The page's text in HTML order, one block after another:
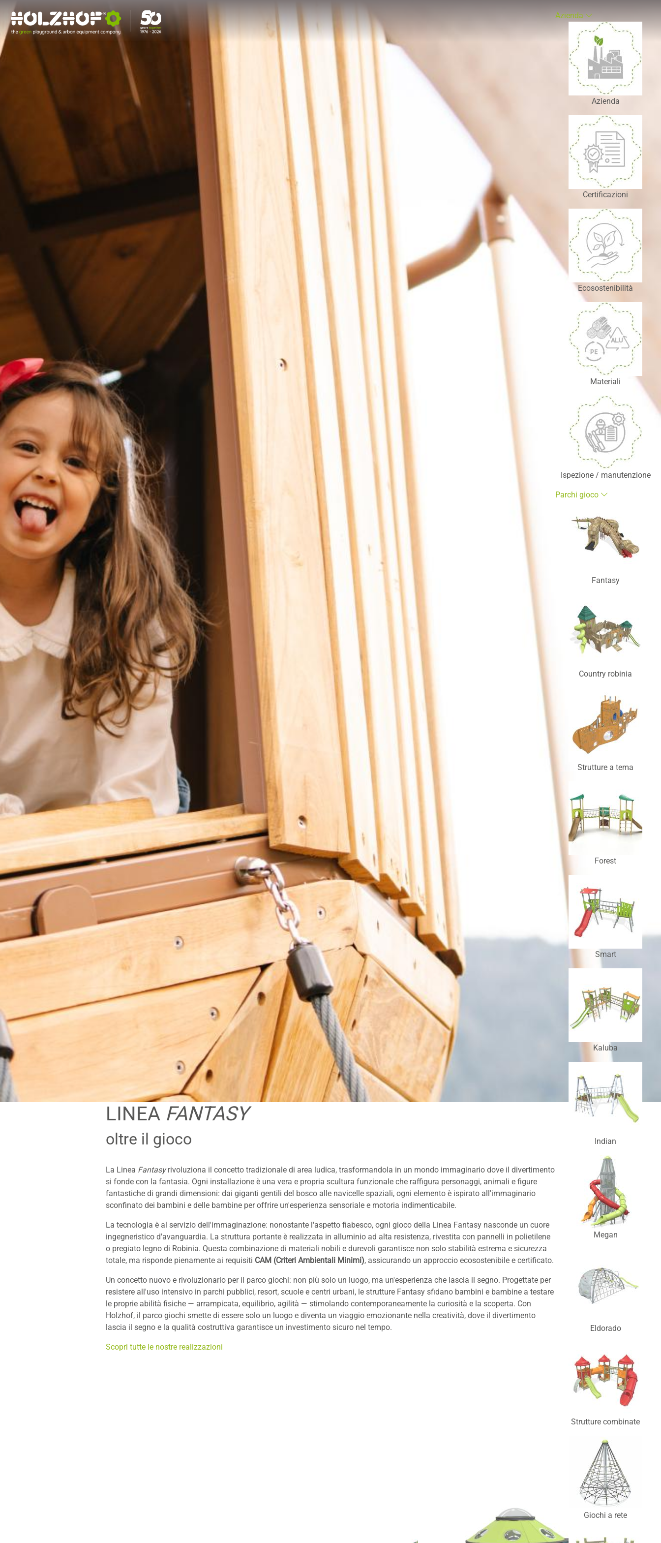
Azienda
Azienda
Certificazioni
Ecosostenibilità
Materiali
Ispezione / manutenzione
Parchi gioco
Fantasy
Country robinia
Strutture a tema
Forest
Smart
Kaluba
Indian
Megan
Eldorado
Strutture combinate
Giochi a rete
LINEA FANTASY
oltre il gioco
La Linea Fantasyrivoluziona il concetto tradizionale di area ludica, trasformandola in un mondo immaginario dove il divertimento
si fonde con la fantasia. Ogni installazione è una vera e propria scultura funzionale che raffigura personaggi, animali e figure
fantastiche di grandi dimensioni: dai giganti gentili del bosco alle navicelle spaziali, ogni elemento è ispirato all'immaginario
sconfinato dei bambini e delle bambine per offrire un'esperienza sensoriale e motoria indimenticabile.
La tecnologia è al servizio dell'immaginazione: nonostante l'aspetto fiabesco, ogni gioco della Linea Fantasy nasconde un cuore
ingegneristico d'avanguardia. La struttura portante è realizzata in alluminio ad alta resistenza, rivestita con pannelli in polietilene
o pregiato legno di Robinia. Questa combinazione di materiali nobili e durevoli garantisce non solo stabilità estrema e sicurezza
totale, ma risponde pienamente ai requisiti CAM (Criteri Ambientali Minimi), assicurando un approccio ecosostenibile e certificato.
Un concetto nuovo e rivoluzionario per il parco giochi: non più solo un luogo, ma un'esperienza che lascia il segno. Progettate per
resistere all'uso intensivo in parchi pubblici, resort, scuole e centri urbani, le strutture Fantasy sfidano bambini e bambine a testare
le proprie abilità fisiche — arrampicata, equilibrio, agilità — stimolando contemporaneamente la curiosità e la scoperta. Con
Holzhof, il parco giochi smette di essere solo un luogo e diventa un viaggio emozionante nella creatività, dove il divertimento
lascia il segno e la qualità costruttiva garantisce un investimento sicuro nel tempo.
Scopri tutte le nostre realizzazioni